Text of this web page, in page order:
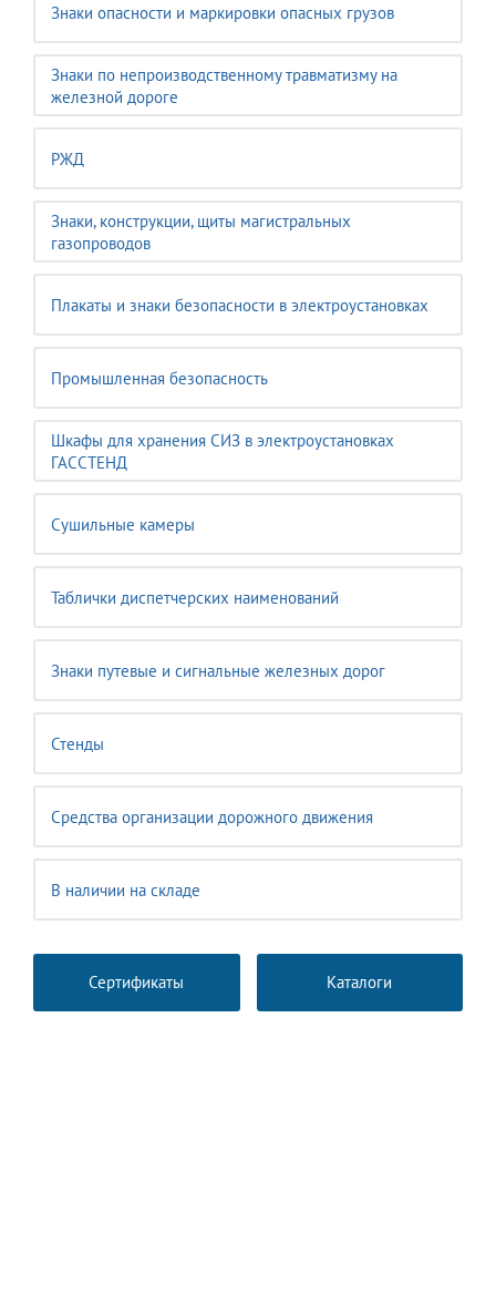
Знаки опасности и маркировки опасных грузов
Знаки по непроизводственному травматизму на
железной дороге
РЖД
Знаки, конструкции, щиты магистральных
газопроводов
Плакаты и знаки безопасности в электроустановках
Промышленная безопасность
Шкафы для хранения СИЗ в электроустановках
ГАССТЕНД
Сушильные камеры
Таблички диспетчерских наименований
Знаки путевые и сигнальные железных дорог
Стенды
Средства организации дорожного движения
В наличии на складе
Сертификаты Каталоги